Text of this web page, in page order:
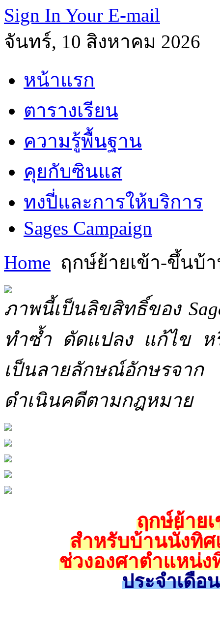
Sign In Your E-mail
จันทร์, 10 สิงหาคม 2026
หน้าแรก
ตารางเรียน
ความรู้พื้นฐาน
คุยกับซินแส
ทงปี่และการให้บริการ
Sages Campaign
Home ฤกษ์ย้ายเข้า-ขึ้นบ้
ภาพนี้เป็นลิขสิทธิ์ของ
ทำซ้ำ ดัดแปลง แก้ไข ห
เป็นลายลักษณ์อักษรจาก
ดำเนินคดีตามกฎหมาย
ฤกษ์ย้าย
สำหรับบ้านนั่งทิ
ช่วงองศาตำแหน่ง
ประจำเดือ